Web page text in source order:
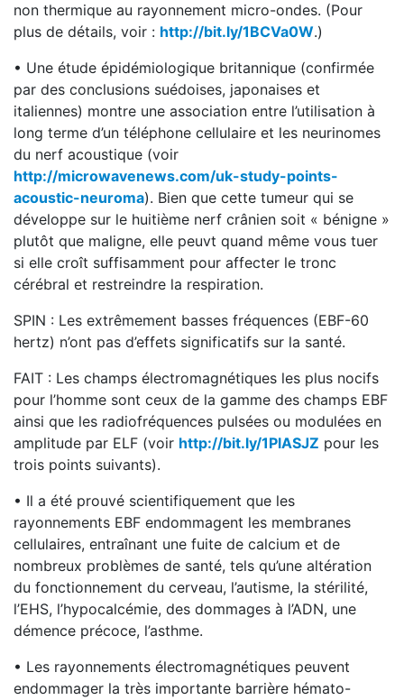
non thermique au rayonnement micro-ondes. (Pour
plus de détails, voir : http://bit.ly/1BCVa0W.)
• Une étude épidémiologique britannique (confirmée
par des conclusions suédoises, japonaises et
italiennes) montre une association entre l’utilisation à
long terme d’un téléphone cellulaire et les neurinomes
du nerf acoustique (voir
http://microwavenews.com/uk-study-points-
acoustic-neuroma). Bien que cette tumeur qui se
développe sur le huitième nerf crânien soit « bénigne »
plutôt que maligne, elle peuvt quand même vous tuer
si elle croît suffisamment pour affecter le tronc
cérébral et restreindre la respiration.
SPIN : Les extrêmement basses fréquences (EBF-60
hertz) n’ont pas d’effets significatifs sur la santé.
FAIT : Les champs électromagnétiques les plus nocifs
pour l’homme sont ceux de la gamme des champs EBF
ainsi que les radiofréquences pulsées ou modulées en
amplitude par ELF (voir http://bit.ly/1PlASJZ pour les
trois points suivants).
• Il a été prouvé scientifiquement que les
rayonnements EBF endommagent les membranes
cellulaires, entraînant une fuite de calcium et de
nombreux problèmes de santé, tels qu’une altération
du fonctionnement du cerveau, l’autisme, la stérilité,
l’EHS, l’hypocalcémie, des dommages à l’ADN, une
démence précoce, l’asthme.
• Les rayonnements électromagnétiques peuvent
endommager la très importante barrière hémato-